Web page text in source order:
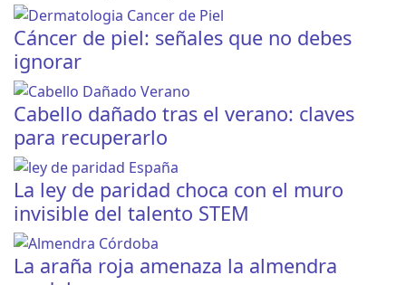
Cáncer de piel: señales que no debes
ignorar
Cabello dañado tras el verano: claves
para recuperarlo
La ley de paridad choca con el muro
invisible del talento STEM
La araña roja amenaza la almendra